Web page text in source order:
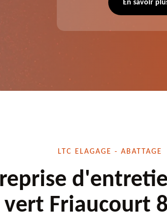
dessouchage et autre.
En savoir
LTC ELAGAGE - ABATTAGE
vert Friaucourt